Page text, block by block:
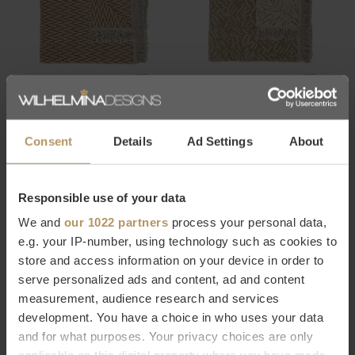
Consent Details Ad Settings About
Responsible use of your data
We and our 1022 partners process your personal data,
e.g. your IP-number, using technology such as cookies to
store and access information on your device in order to
serve personalized ads and content, ad and content
measurement, audience research and services
development. You have a choice in who uses your data
and for what purposes. Your privacy choices are only
CLAUDI
PLAID APHOS CAMEL
€89,00
PLAID PREMYO BROWN
€89,00
Seen 84 of the 84 products
Luxe voor een voordelige prijs
Bij Wilhelmina Designs kun je profiteren van deClaudi plaid